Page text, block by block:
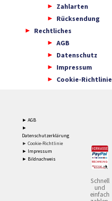
Zahlarten
Rücksendung
Rechtliches
AGB
Datenschutz
Impressum
Cookie-Richtlinie
► AGB
►
Datenschutzerklärung
► Cookie-Richtlinie
► Impressum
► Bildnachweis
Schnell
und
einfach